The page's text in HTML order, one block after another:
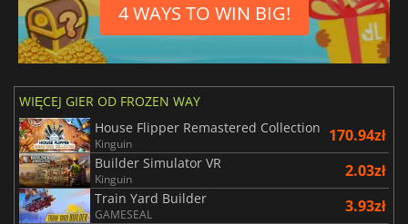
4 WAYS TO WIN BIG!
WIĘCEJ GIER OD FROZEN WAY
House Flipper Remastered Collection
Kinguin 170.94zł
Builder Simulator VR
Kinguin 2.03zł
Train Yard Builder
GAMESEAL 3.93zł